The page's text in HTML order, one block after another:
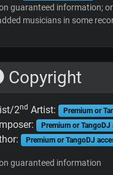
guaranteed information;
musicians in some
Copyright
2nd Artist: Premium or
Premium or TangoDJ
Premium or TangoDJ
guaranteed information